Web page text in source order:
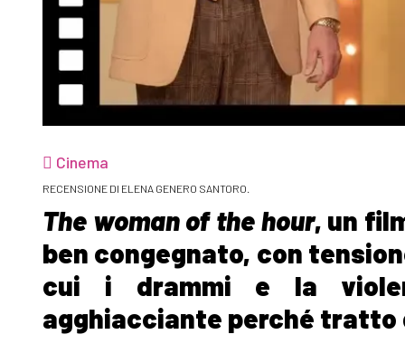
Cinema
RECENSIONE DI ELENA GENERO SANTORO.
The woman of the hour, un
ben congegnato, con
cui i drammi e la
agghiacciante perché tratto